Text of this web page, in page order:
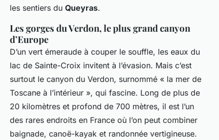
les sentiers du Queyras.
Les gorges du Verdon, le plus grand canyon
d’Europe
D’un vert émeraude à couper le souffle, les eaux du
lac de Sainte-Croix invitent à l’évasion. Mais c’est
surtout le canyon du Verdon, surnommé « la mer de
Toscane à l’intérieur », qui fascine. Long de plus de
20 kilomètres et profond de 700 mètres, il est l’un
des rares endroits en France où l’on peut combiner
baignade, canoë-kayak et randonnée vertigineuse.